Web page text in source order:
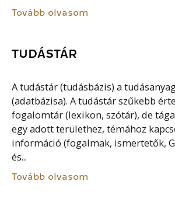
Tovább olvasom
TUDÁSTÁR
A tudástár (tudásbázis) a
(adatbázisa). A tudástár szűkebb
fogalomtár (lexikon, szótár), de
egy adott területhez, témához
információ (fogalmak, ismertetők,
és...
Tovább olvasom